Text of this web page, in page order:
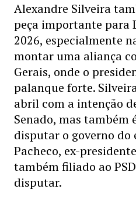
Alexandre Silveira
peça importante para
2026, especialmente
montar uma aliança
Gerais, onde o
palanque forte.
abril com a intenção
Senado, mas também
disputar o governo do
Pacheco, ex-
também filiado ao
disputar.